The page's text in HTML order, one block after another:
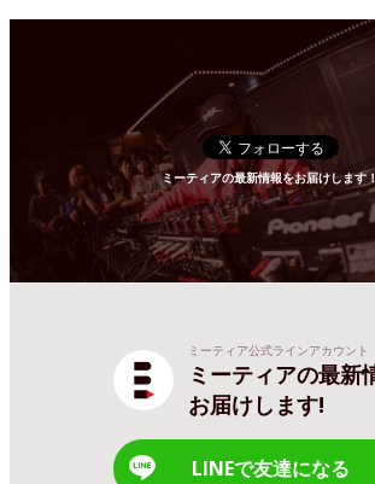
ミーティアの最新情報をお届けします
ミーティア公式ラインアカウント
ミーティアの最新
お届けします!
LINEで友達になる